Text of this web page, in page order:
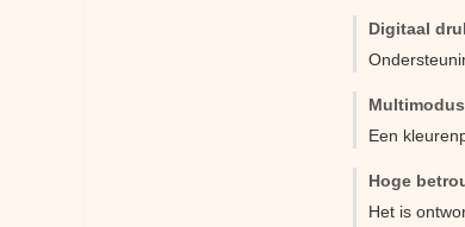
Digitaal
Een
Hoge
Het is